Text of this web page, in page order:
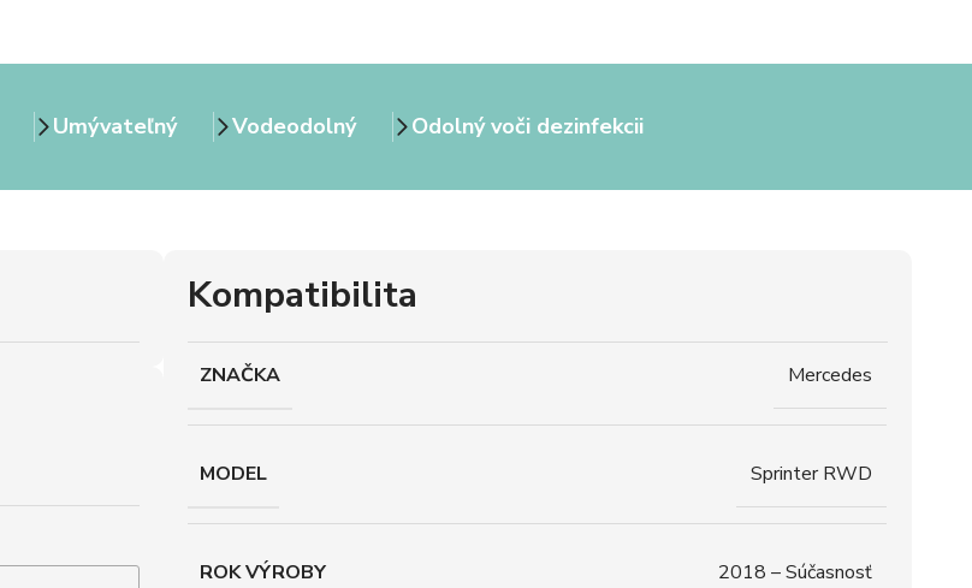
Umývateľný Vodeodolný Odolný voči dezinfekcii
Kompatibilita
ZNAČKA Mercedes
MODEL Sprinter RWD
ROK VÝROBY 2018 – Súčasnosť